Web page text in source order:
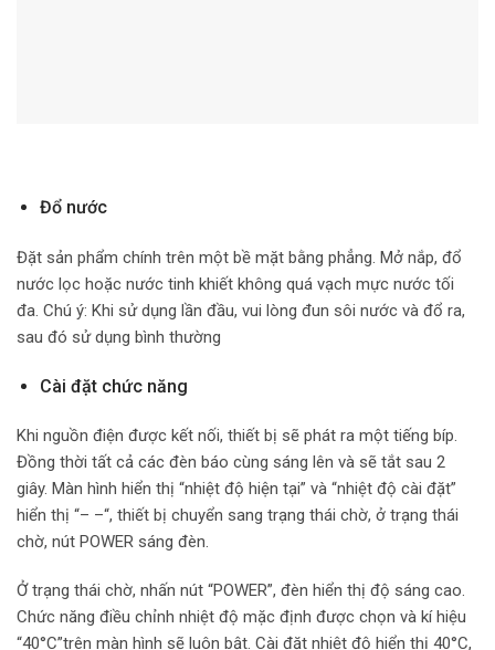
Đổ nước
Đặt sản phẩm chính trên một bề mặt bằng phẳng. Mở nắp, đổ
nước lọc hoặc nước tinh khiết không quá vạch mực nước tối
đa. Chú ý: Khi sử dụng lần đầu, vui lòng đun sôi nước và đổ ra,
sau đó sử dụng bình thường
Cài đặt chức năng
Khi nguồn điện được kết nối, thiết bị sẽ phát ra một tiếng bíp.
Đồng thời tất cả các đèn báo cùng sáng lên và sẽ tắt sau 2
giây. Màn hình hiển thị “nhiệt độ hiện tại” và “nhiệt độ cài đặt”
hiển thị “– –“, thiết bị chuyển sang trạng thái chờ, ở trạng thái
chờ, nút POWER sáng đèn.
Ở trạng thái chờ, nhấn nút “POWER”, đèn hiển thị độ sáng cao.
Chức năng điều chỉnh nhiệt độ mặc định được chọn và kí hiệu
“40°C”trên màn hình sẽ luôn bật. Cài đặt nhiệt độ hiển thị 40°C,